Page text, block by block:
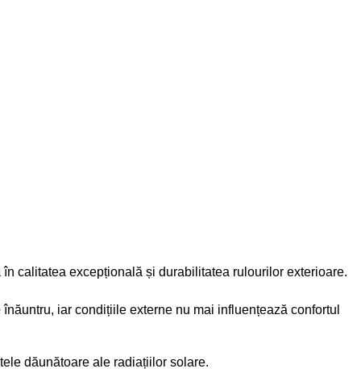
calitatea excepțională și durabilitatea rulourilor exterioare.
iar condițiile externe nu mai influențează confortul
dăunătoare ale radiațiilor solare.